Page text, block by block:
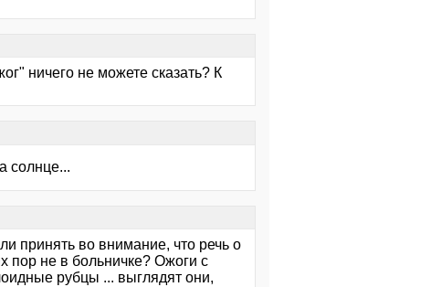
ничего не можете сказать? К
солнце...
принять во внимание, что речь о
пор не в больничке? Ожоги с
рубцы ... выглядят они,